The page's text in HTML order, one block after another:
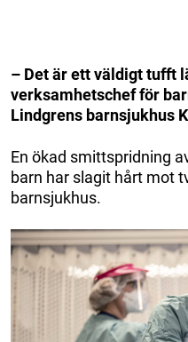
– Det är ett väldigt tufft
verksamhetschef för
Lindgrens barnsjukhus
En ökad smittspridning
barn har slagit hårt mot
barnsjukhus.